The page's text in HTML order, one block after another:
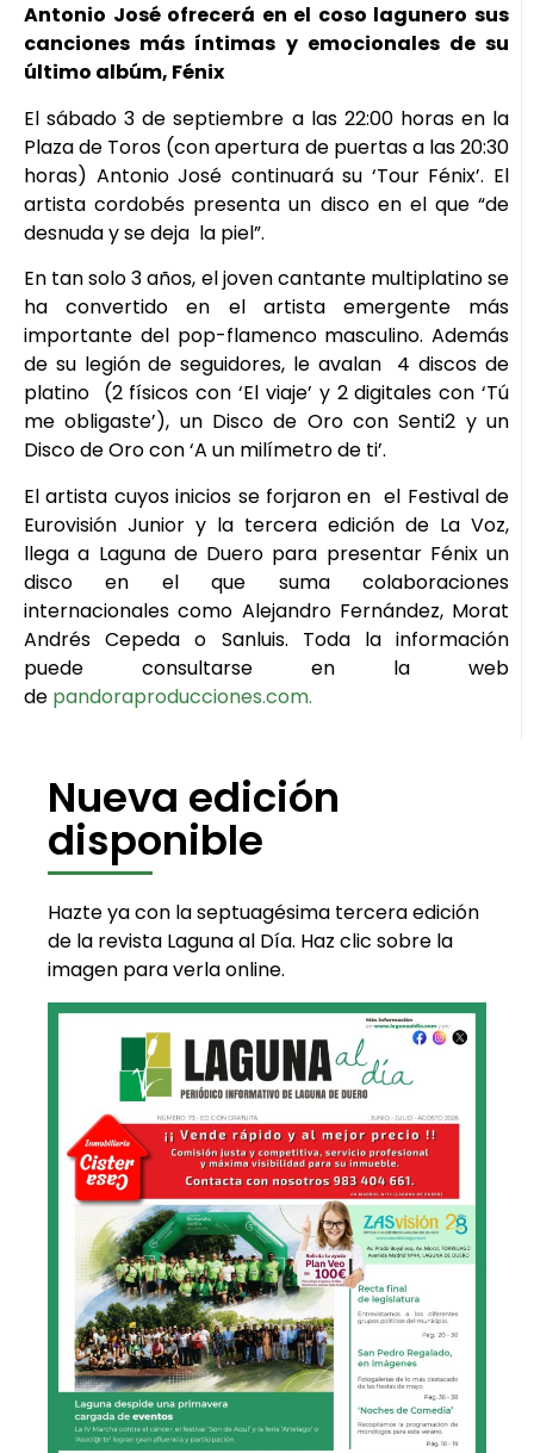
Antonio José ofrecerá en el coso lagunero sus
canciones más íntimas y emocionales de su
último albúm, Fénix
El sábado 3 de septiembre a las 22:00 horas en la
Plaza de Toros (con apertura de puertas a las 20:30
horas) Antonio José continuará su ‘Tour Fénix’. El
artista cordobés presenta un disco en el que “de
desnuda y se deja la piel”.
En tan solo 3 años, el joven cantante multiplatino se
ha convertido en el artista emergente más
importante del pop-flamenco masculino. Además
de su legión de seguidores, le avalan 4 discos de
platino (2 físicos con ‘El viaje’ y 2 digitales con ‘Tú
me obligaste’), un Disco de Oro con Senti2 y un
Disco de Oro con ‘A un milímetro de ti’.
El artista cuyos inicios se forjaron en el Festival de
Eurovisión Junior y la tercera edición de La Voz,
llega a Laguna de Duero para presentar Fénix un
disco en el que suma colaboraciones
internacionales como Alejandro Fernández, Morat
Andrés Cepeda o Sanluis. Toda la información
puede consultarse en la web
de pandoraproducciones.com.
Nueva edición
disponible
Hazte ya con la septuagésima tercera edición
de la revista Laguna al Día. Haz clic sobre la
imagen para verla online.